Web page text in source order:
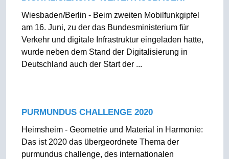
Wiesbaden/Berlin - Beim zweiten Mobilfunkgipfel
am 16. Juni, zu der das Bundesministerium für
Verkehr und digitale Infrastruktur eingeladen hatte,
wurde neben dem Stand der Digitalisierung in
Deutschland auch der Start der ...
PURMUNDUS CHALLENGE 2020
Heimsheim - Geometrie und Material in Harmonie:
Das ist 2020 das übergeordnete Thema der
purmundus challenge, des internationalen